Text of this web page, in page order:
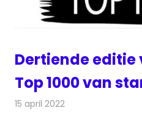
Dertiende editie
Top 1000 van
15 april 2022